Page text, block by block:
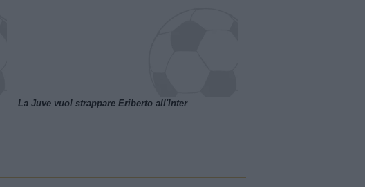
La Juve vuol strappare Eriberto all'Inter